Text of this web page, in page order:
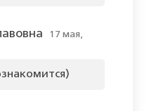
17 мая,